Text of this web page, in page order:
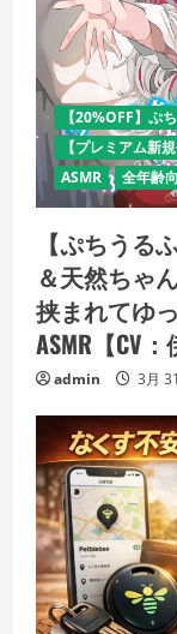
【20%OFF】ぷ
【プレミアム新
ASMR
全年齢
【ぷちうる
＆天然ちゃ
挟まれてゆ
ASMR【CV
admin 3月